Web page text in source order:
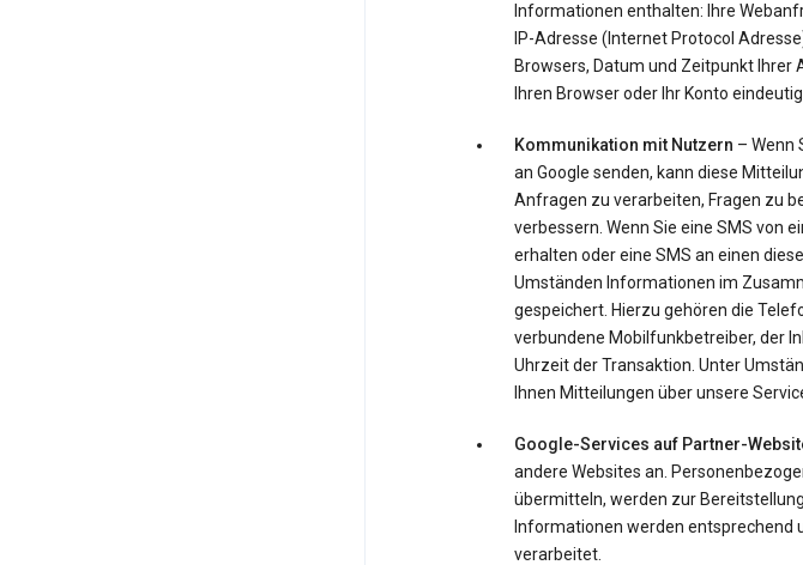
Informationen enthalten: Ihre
IP-Adresse (Internet Protocol
Browsers, Datum und Zeitpunkt Ihrer
Ihren Browser oder Ihr Konto
Kommunikation mit Nutzern – Wenn
an Google senden, kann diese
Anfragen zu verarbeiten, Fragen zu
verbessern. Wenn Sie eine SMS von
erhalten oder eine SMS an einen
Umständen Informationen im
gespeichert. Hierzu gehören die
verbundene Mobilfunkbetreiber, der
Uhrzeit der Transaktion. Unter
Ihnen Mitteilungen über unsere
Google-Services auf Partner-
andere Websites an.
übermitteln, werden zur
Informationen werden
verarbeitet.